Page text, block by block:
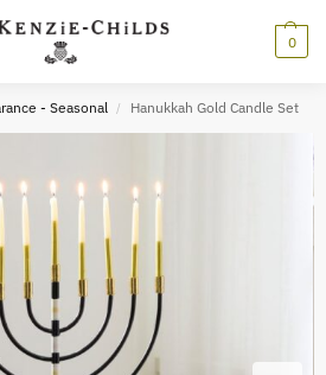
0
- Seasonal / Hanukkah Gold Candle Set